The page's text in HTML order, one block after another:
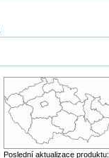
Poslední aktualizace produktu: